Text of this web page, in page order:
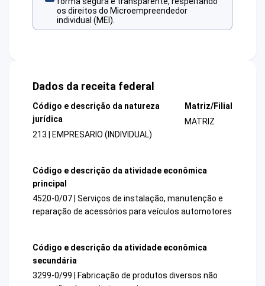
os direitos do Microempreendedor
individual (MEI).
Dados da receita federal
Código e descrição da natureza
jurídica
213 | EMPRESARIO (INDIVIDUAL)
Matriz/Filial
MATRIZ
Código e descrição da atividade econômica
principal
4520-0/07 | Serviços de instalação, manutenção e
reparação de acessórios para veículos automotores
Código e descrição da atividade econômica
secundária
3299-0/99 | Fabricação de produtos diversos não